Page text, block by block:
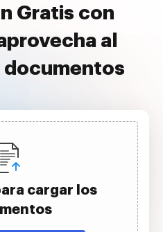
Gratis con
al
documentos
cargar los